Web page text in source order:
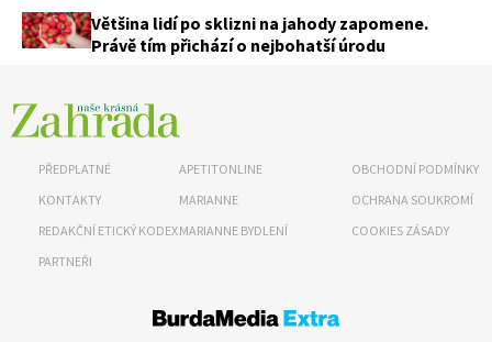
Většina lidí po sklizni na jahody zapomene.
Právě tím přichází o nejbohatší úrodu
PŘEDPLATNÉ
KONTAKTY
REDAKČNÍ ETICKÝ KODEX
PARTNEŘI
APETITONLINE
MARIANNE
MARIANNE BYDLENÍ
OBCHODNÍ PODMÍNKY
OCHRANA SOUKROMÍ
COOKIES ZÁSADY